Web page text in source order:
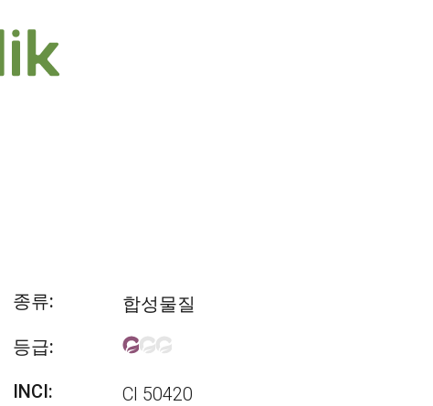
종류:
합성물질
등급:
INCI:
CI 50420